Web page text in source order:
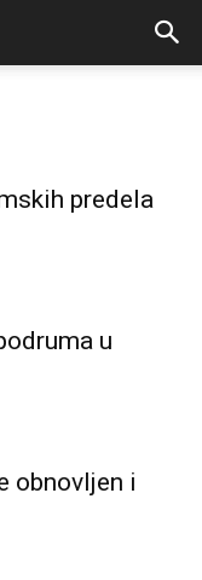
predela
u
obnovljen i